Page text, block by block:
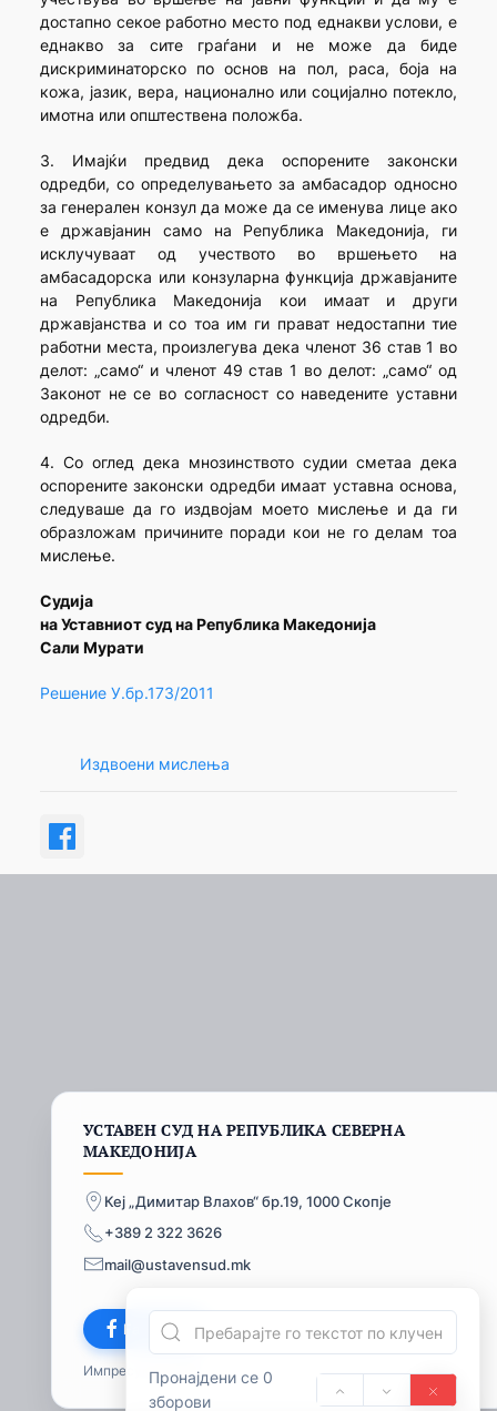
Пронајдени се 0
зборови
достапно секое работно место под еднакви услови, е
еднакво за сите граѓани и не може да биде
дискриминаторско по основ на пол, раса, боја на
кожа, јазик, вера, национално или социјално потекло,
имотна или општествена положба.
3. Имајќи предвид дека оспорените законски
одредби, со определувањето за амбасадор односно
за генерален конзул да може да се именува лице ако
е државјанин само на Република Македонија, ги
исклучуваат од учеството во вршењето на
амбасадорска или конзуларна функција државјаните
на Република Македонија кои имаат и други
државјанства и со тоа им ги прават недостапни тие
работни места, произлегува дека членот 36 став 1 во
делот: „само“ и членот 49 став 1 во делот: „само“ од
Законот не се во согласност со наведените уставни
одредби.
4. Со оглед дека мнозинството судии сметаа дека
оспорените законски одредби имаат уставна основа,
следуваше да го издвојам моето мислење и да ги
образложам причините поради кои не го делам тоа
мислење.
Судија
на Уставниот суд на Република Македонија
Сали Мурати
Решение У.бр.173/2011
Издвоени мислења
УСТАВЕН СУД НА РЕПУБЛИКА СЕВЕРНА
МАКЕДОНИЈА
Кеј „Димитар Влахов“ бр.19, 1000 Скопје
+389 2 322 3626
mail@ustavensud.mk
Facebook
Импресум© 2026